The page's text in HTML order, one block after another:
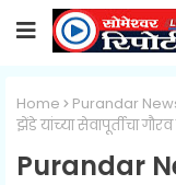
Home Purandar
झेंडे यांच्या सेवापूर्तीचा
Purandar